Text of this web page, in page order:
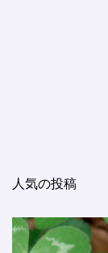
人気の投稿